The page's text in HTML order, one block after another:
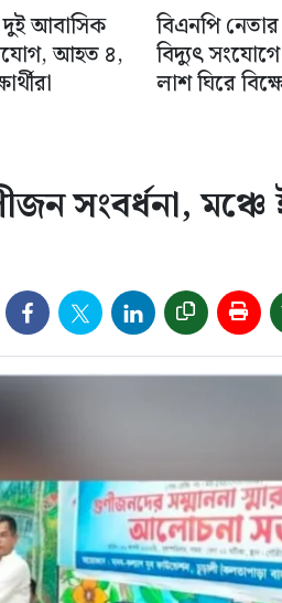
আবাসিক
আহত ৪,
বিএনপি
বিদ্যুৎ
লাশ ঘিরে
সংবর্ধনা,